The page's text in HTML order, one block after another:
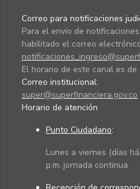
Correo para notificaciones
Para el envío de
habilitado el correo
El horario de este canal es de
Correo institucional:
super@superfinanciera.gov.co
Horario de atención
Punto Ciudadano:
Lunes a viernes (días
p.m. jornada continua